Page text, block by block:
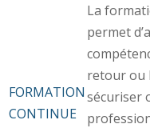
FORMATION
CONTINUE
La
permet
retour ou
sécuriser